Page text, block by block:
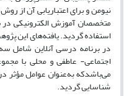
متخصصان آموزش الکترونیکی
استفاده گردید. یافته‌های این
در برنامه درسی آنلاین شامل
اجتماعی- عاطفی و محلی با
می‌باشدکه به‌عنوان عوامل مؤثر
شناسایی گردید.